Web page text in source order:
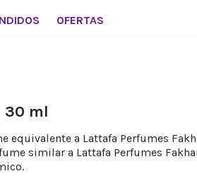
OFERTAS
30 ml
equivalente a Lattafa Perfumes
similar a Lattafa Perfumes